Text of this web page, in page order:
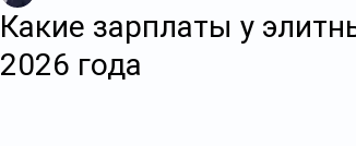
Какие зарплаты у
2026 года